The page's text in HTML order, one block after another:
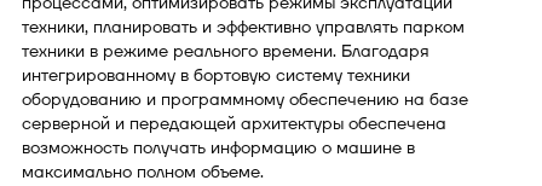
техники, планировать и эффективно управлять парком
техники в режиме реального времени. Благодаря
интегрированному в бортовую систему техники
оборудованию и программному обеспечению на базе
серверной и передающей архитектуры обеспечена
возможность получать информацию о машине в
максимально полном объеме.